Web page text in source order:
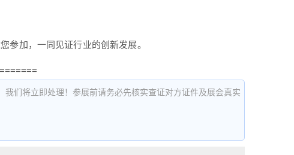
参加，一同见证行业的创新发展。
我们将立即处理！参展前请务必先核实查证对方证件及展会真实